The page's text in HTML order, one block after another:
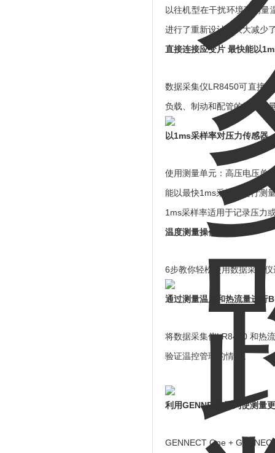
以往机型在干扰环境下测量
进行了重新设计，大大减少
直接连接应变片 最快能以
数据采集仪LR8450可直接
负载、制动和配管的应变测
以1ms采样率对压力传感器
使用测量单元：高压电压单
能以最快1ms采样率进行测
1ms采样率适用于记录压力
温度测量操作演示
6步教你轻松使用数据采集
通过测量温度和热流量进行
将数据采集仪LR8450 和热
验证温控管理的情况。
利用GENNECT系列使测量
GENNECT One +